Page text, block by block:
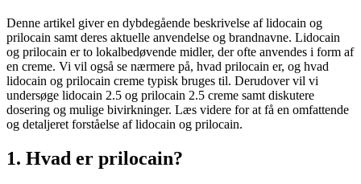
Denne artikel giver en dybdegående beskrivelse af lidocain og
prilocain samt deres aktuelle anvendelse og brandnavne. Lidocain
og prilocain er to lokalbedøvende midler, der ofte anvendes i form af
en creme. Vi vil også se nærmere på, hvad prilocain er, og hvad
lidocain og prilocain creme typisk bruges til. Derudover vil vi
undersøge lidocain 2.5 og prilocain 2.5 creme samt diskutere
dosering og mulige bivirkninger. Læs videre for at få en omfattende
og detaljeret forståelse af lidocain og prilocain.
1. Hvad er prilocain?